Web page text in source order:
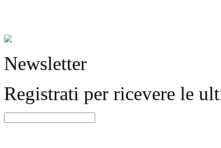
Newsletter
Registrati per ricevere le